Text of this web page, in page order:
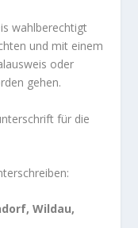
wahlberechtigt
und mit einem
oder
gehen.
für die
Wildau,